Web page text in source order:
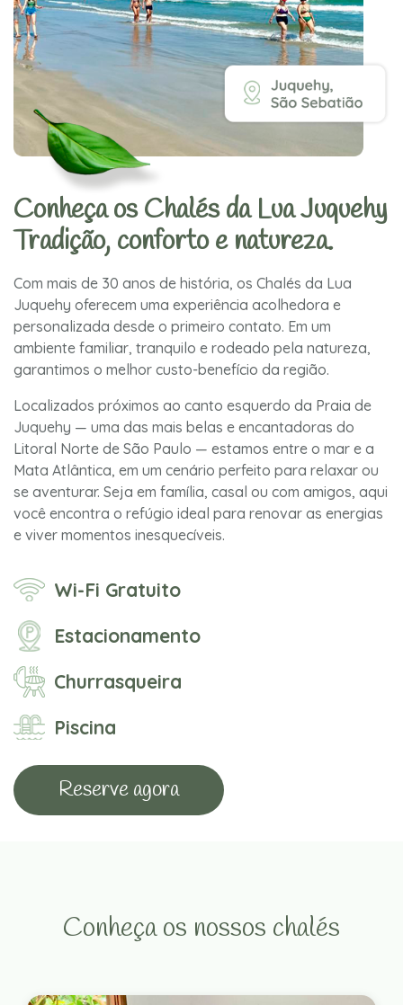
Conheça os Chalés da Lua Juquehy
Tradição, conforto e natureza.
Com mais de 30 anos de história, os Chalés da Lua
Juquehy oferecem uma experiência acolhedora e
personalizada desde o primeiro contato. Em um
ambiente familiar, tranquilo e rodeado pela natureza,
garantimos o melhor custo-benefício da região.
Localizados próximos ao canto esquerdo da Praia de
Juquehy — uma das mais belas e encantadoras do
Litoral Norte de São Paulo — estamos entre o mar e a
Mata Atlântica, em um cenário perfeito para relaxar ou
se aventurar. Seja em família, casal ou com amigos, aqui
você encontra o refúgio ideal para renovar as energias
e viver momentos inesquecíveis.
Wi-Fi Gratuito
Estacionamento
Churrasqueira
Piscina
Reserve agora
Conheça os nossos chalés